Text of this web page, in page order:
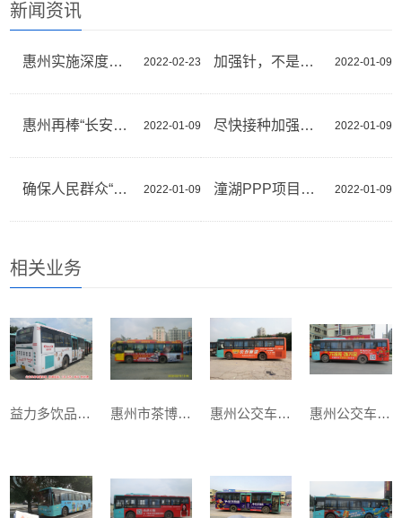
新闻资讯
2022-02-23
惠州实施深度融深融湾八大专项行动 2022-01-09
加强针，不是可选项是必选项
2022-01-09
惠州再棒“长安杯”获评平安中国建设示范市 2022-01-09
尽快接种加强针 提升抗体水平
2022-01-09
确保人民群众“舌尖上的安全” 2022-01-09
潼湖PPP项目道路年内全线贯通
相关业务
益力多饮品在我司做公交巴士广告宣传 惠州市茶博艺术城-经典 惠州公交车体广告-长颈鹿漆车身广告客户案例 惠州公交车体广告-万饰城车身广告案例